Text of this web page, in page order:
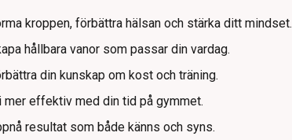
kroppen, förbättra hälsan och stärka ditt mindset.
hållbara vanor som passar din vardag.
din kunskap om kost och träning.
mer effektiv med din tid på gymmet.
resultat som både känns och syns.